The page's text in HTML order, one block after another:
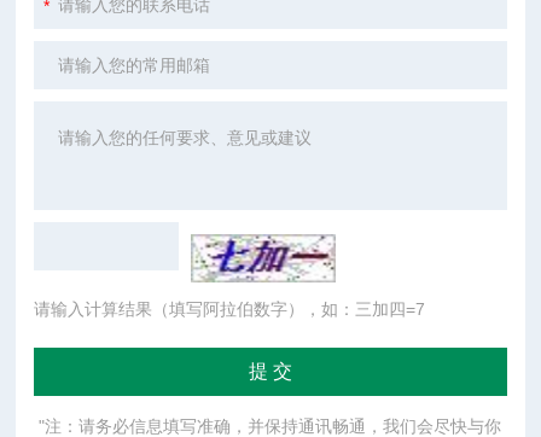
请输入计算结果（填写阿拉伯数字），如：三加四=7
"注：请务必信息填写准确，并保持通讯畅通，我们会尽快与你